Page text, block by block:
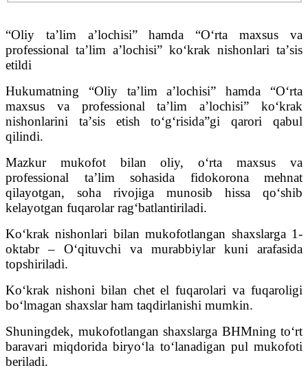
“Oliy taʼlim aʼlochisi” hamda “Oʻrta maxsus va
professional taʼlim aʼlochisi” koʻkrak nishonlari taʼsis
etildi
Hukumatning “Oliy taʼlim aʼlochisi” hamda “Oʻrta
maxsus va professional taʼlim aʼlochisi” koʻkrak
nishonlarini taʼsis etish toʻgʻrisida”gi qarori qabul
qilindi.
Mazkur mukofot bilan oliy, oʻrta maxsus va
professional taʼlim sohasida fidokorona mehnat
qilayotgan, soha rivojiga munosib hissa qoʻshib
kelayotgan fuqarolar ragʻbatlantiriladi.
Koʻkrak nishonlari bilan mukofotlangan shaxslarga 1-
oktabr – Oʻqituvchi va murabbiylar kuni arafasida
topshiriladi.
Koʻkrak nishoni bilan chet el fuqarolari va fuqaroligi
boʻlmagan shaxslar ham taqdirlanishi mumkin.
Shuningdek, mukofotlangan shaxslarga BHMning toʻrt
baravari miqdorida biryoʻla toʻlanadigan pul mukofoti
beriladi.